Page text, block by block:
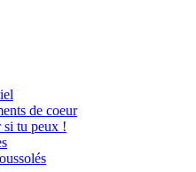
de coeur
si tu peux !